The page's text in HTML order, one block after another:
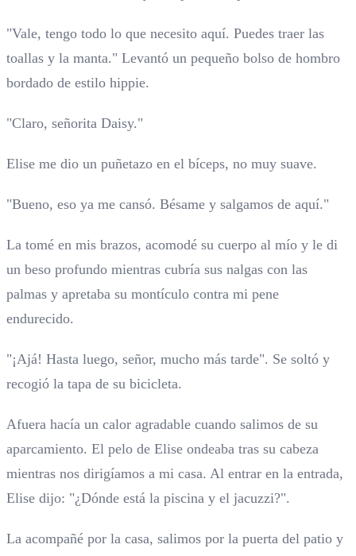
"Vale, tengo todo lo que necesito aquí. Puedes traer las
toallas y la manta." Levantó un pequeño bolso de hombro
bordado de estilo hippie.
"Claro, señorita Daisy."
Elise me dio un puñetazo en el bíceps, no muy suave.
"Bueno, eso ya me cansó. Bésame y salgamos de aquí."
La tomé en mis brazos, acomodé su cuerpo al mío y le di
un beso profundo mientras cubría sus nalgas con las
palmas y apretaba su montículo contra mi pene
endurecido.
"¡Ajá! Hasta luego, señor, mucho más tarde". Se soltó y
recogió la tapa de su bicicleta.
Afuera hacía un calor agradable cuando salimos de su
aparcamiento. El pelo de Elise ondeaba tras su cabeza
mientras nos dirigíamos a mi casa. Al entrar en la entrada,
Elise dijo: "¿Dónde está la piscina y el jacuzzi?".
La acompañé por la casa, salimos por la puerta del patio y